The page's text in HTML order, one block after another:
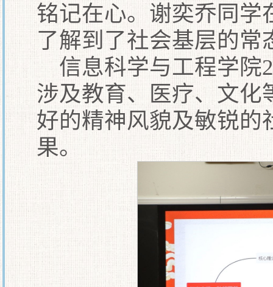
铭记在心。谢奕乔同学
了解到了社会基层的常
信息科学与工程学院
涉及教育、医疗、文化
好的精神风貌及敏锐的
果。